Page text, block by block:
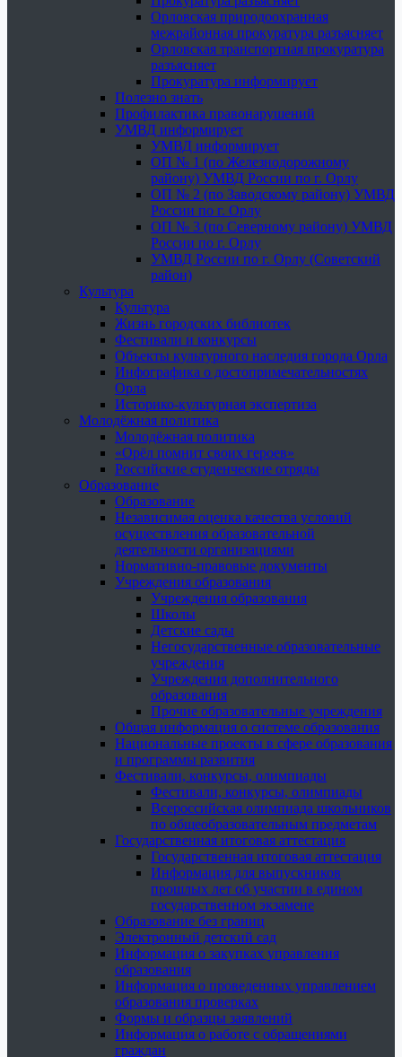
Орловская природоохранная
межрайонная прокуратура разъясняет
Орловская транспортная прокуратура
разъясняет
Прокуратура информирует
Полезно знать
Профилактика правонарушений
УМВД информирует
УМВД информирует
ОП № 1 (по Железнодорожному
району) УМВД России по г. Орлу
ОП № 2 (по Заводскому району) УМВД
России по г. Орлу
ОП № 3 (по Северному району) УМВД
России по г. Орлу
УМВД России по г. Орлу (Советский
район)
Культура
Культура
Жизнь городских библиотек
Фестивали и конкурсы
Объекты культурного наследия города Орла
Инфографика о достопримечательностях
Орла
Историко-культурная экспертиза
Молодёжная политика
Молодёжная политика
«Орёл помнит своих героев»
Российские студенческие отряды
Образование
Образование
Независимая оценка качества условий
осуществления образовательной
деятельности организациями
Нормативно-правовые документы
Учреждения образования
Учреждения образования
Школы
Детские сады
Негосударственные образовательные
учреждения
Учреждения дополнительного
образования
Прочие образовательные учреждения
Общая информация о системе образования
Национальные проекты в сфере образования
и программы развития
Фестивали, конкурсы, олимпиады
Фестивали, конкурсы, олимпиады
Всероссийская олимпиада школьников
по общеобразовательным предметам
Государственная итоговая аттестация
Государственная итоговая аттестация
Информация для выпускников
прошлых лет об участии в едином
государственном экзамене
Образование без границ
Электронный детский сад
Информация о закупках управления
образования
Информация о проведенных управлением
образования проверках
Формы и образцы заявлений
Информация о работе с обращениями
граждан